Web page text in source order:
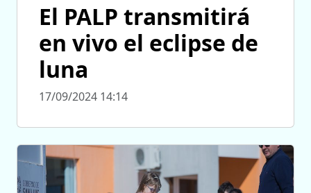
El PALP transmitirá
en vivo el eclipse de
luna
17/09/2024 14:14